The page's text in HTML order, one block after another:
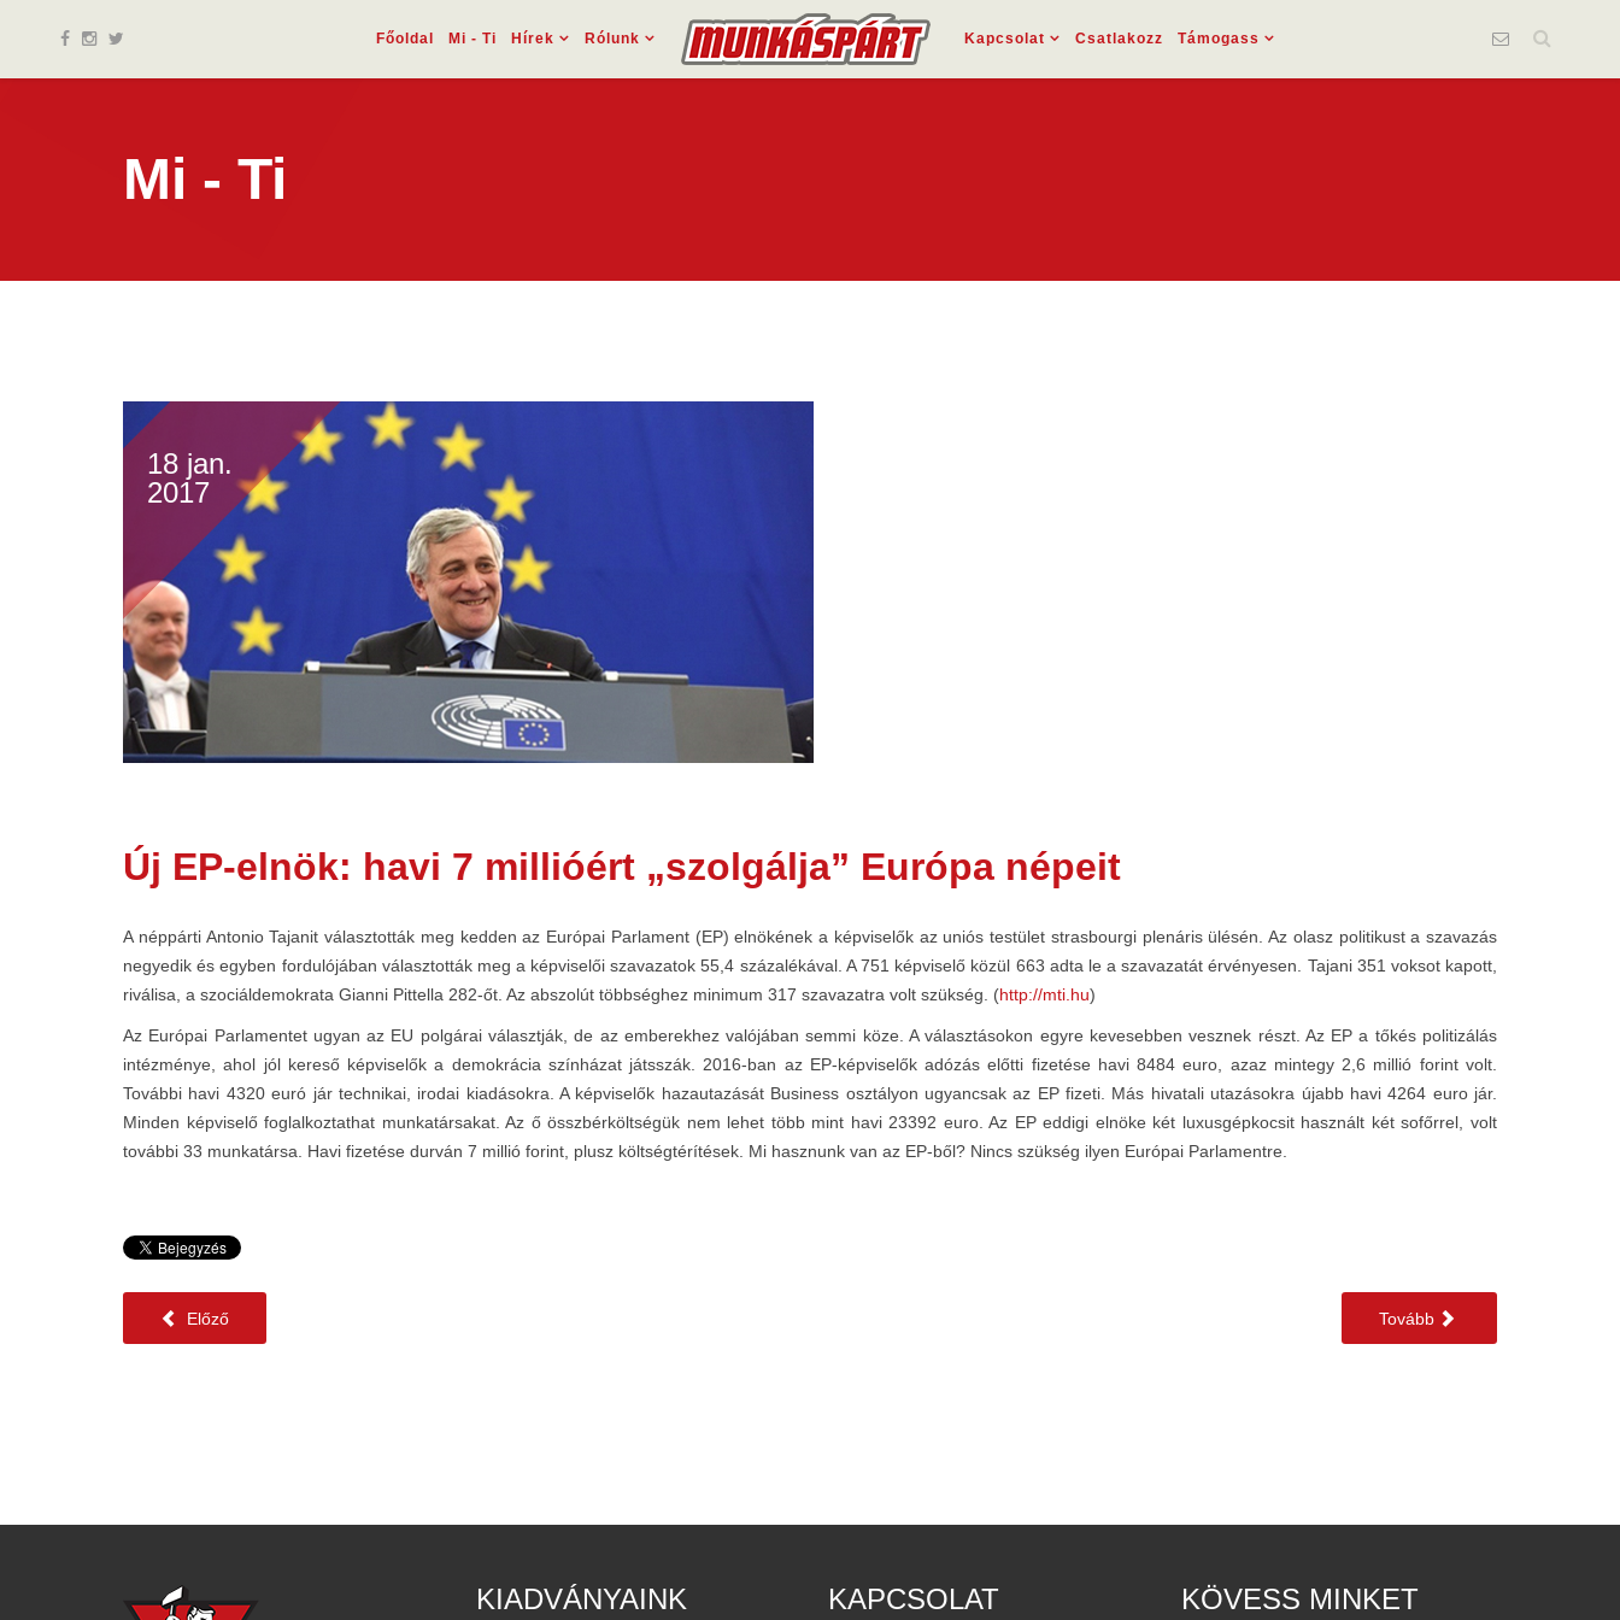
Főoldal Mi - Ti Hírek Rólunk Kapcsolat Csatlakozz Támogass
Mi - Ti
18 jan.
2017
Új EP-elnök: havi 7 millióért „szolgálja” Európa népeit
A néppárti Antonio Tajanit választották meg kedden az Európai Parlament (EP) elnökének a képviselők az uniós testület strasbourgi plenáris ülésén. Az olasz politikust a szavazás
negyedik és egyben fordulójában választották meg a képviselői szavazatok 55,4 százalékával. A 751 képviselő közül 663 adta le a szavazatát érvényesen. Tajani 351 voksot kapott,
riválisa, a szociáldemokrata Gianni Pittella 282-őt. Az abszolút többséghez minimum 317 szavazatra volt szükség. (http://mti.hu)
Az Európai Parlamentet ugyan az EU polgárai választják, de az emberekhez valójában semmi köze. A választásokon egyre kevesebben vesznek részt. Az EP a tőkés politizálás
intézménye, ahol jól kereső képviselők a demokrácia színházat játsszák. 2016-ban az EP-képviselők adózás előtti fizetése havi 8484 euro, azaz mintegy 2,6 millió forint volt.
További havi 4320 euró jár technikai, irodai kiadásokra. A képviselők hazautazását Business osztályon ugyancsak az EP fizeti. Más hivatali utazásokra újabb havi 4264 euro jár.
Minden képviselő foglalkoztathat munkatársakat. Az ő összbérköltségük nem lehet több mint havi 23392 euro. Az EP eddigi elnöke két luxusgépkocsit használt két sofőrrel, volt
további 33 munkatársa. Havi fizetése durván 7 millió forint, plusz költségtérítések. Mi hasznunk van az EP-ből? Nincs szükség ilyen Európai Parlamentre.
Előző Tovább
KIADVÁNYAINK KAPCSOLAT KÖVESS MINKET